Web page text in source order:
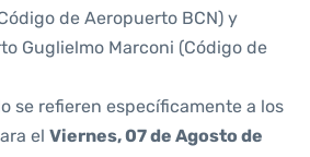
de Aeropuerto BCN) y
Guglielmo Marconi (Código de
se refieren específicamente a los
el Viernes, 07 de Agosto de